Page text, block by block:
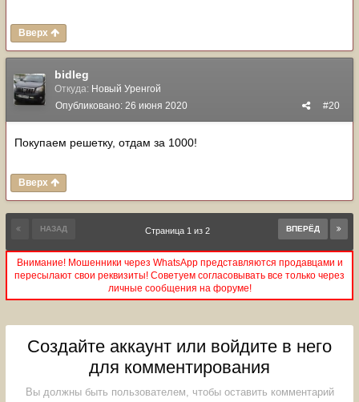
Вверх
bidleg
Откуда: Новый Уренгой
#20
Опубликовано: 26 июня 2020
Покупаем решетку, отдам за 1000!
Вверх
НАЗАД ВПЕРЁД
Страница 1 из 2
Внимание! Мошенники через WhatsApp представляются продавцами и
пересылают свои реквизиты! Советуем согласовывать все только через
личные сообщения на форуме!
Создайте аккаунт или войдите в него
для комментирования
Вы должны быть пользователем, чтобы оставить комментарий